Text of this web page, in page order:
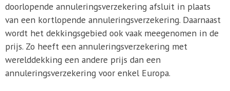
doorlopende annuleringsverzekering afsluit in plaats
van een kortlopende annuleringsverzekering. Daarnaast
wordt het dekkingsgebied ook vaak meegenomen in de
prijs. Zo heeft een annuleringsverzekering met
werelddekking een andere prijs dan een
annuleringsverzekering voor enkel Europa.